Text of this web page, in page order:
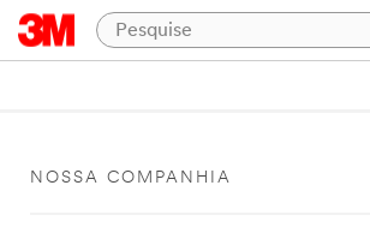
NOSSA COMPANHIA